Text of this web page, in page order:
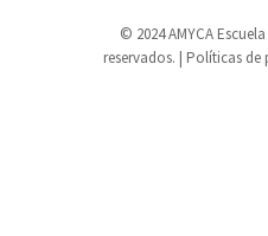
© 2024 AMYCA
reservados. | Políticas de